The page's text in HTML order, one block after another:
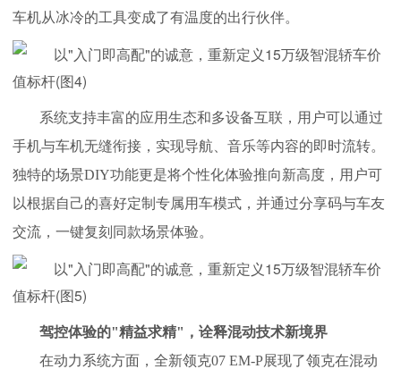
车机从冰冷的工具变成了有温度的出行伙伴。
系统支持丰富的应用生态和多设备互联，用户可以通过
手机与车机无缝衔接，实现导航、音乐等内容的即时流转。
独特的场景DIY功能更是将个性化体验推向新高度，用户可
以根据自己的喜好定制专属用车模式，并通过分享码与车友
交流，一键复刻同款场景体验。
驾控体验的"精益求精"，诠释混动技术新境界
在动力系统方面，全新领克07 EM-P展现了领克在混动